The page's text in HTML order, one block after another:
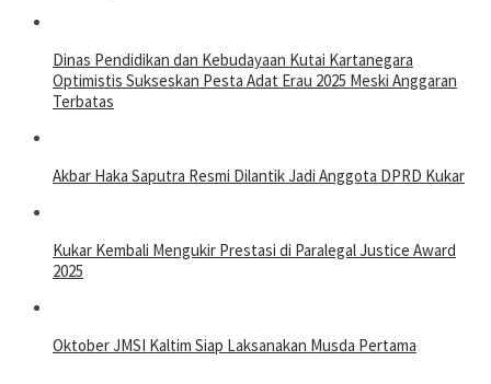
Dinas Pendidikan dan Kebudayaan Kutai Kartanegara
Optimistis Sukseskan Pesta Adat Erau 2025 Meski Anggaran
Terbatas
Akbar Haka Saputra Resmi Dilantik Jadi Anggota DPRD Kukar
Kukar Kembali Mengukir Prestasi di Paralegal Justice Award
2025
Oktober JMSI Kaltim Siap Laksanakan Musda Pertama